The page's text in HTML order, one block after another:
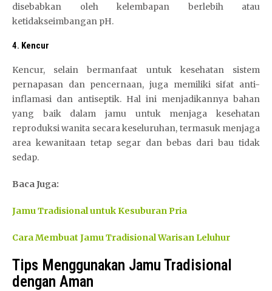
disebabkan oleh kelembapan berlebih atau
ketidakseimbangan pH.
4. Kencur
Kencur, selain bermanfaat untuk kesehatan sistem
pernapasan dan pencernaan, juga memiliki sifat anti-
inflamasi dan antiseptik. Hal ini menjadikannya bahan
yang baik dalam jamu untuk menjaga kesehatan
reproduksi wanita secara keseluruhan, termasuk menjaga
area kewanitaan tetap segar dan bebas dari bau tidak
sedap.
Baca Juga:
Jamu Tradisional untuk Kesuburan Pria
Cara Membuat Jamu Tradisional Warisan Leluhur
Tips Menggunakan Jamu Tradisional
dengan Aman